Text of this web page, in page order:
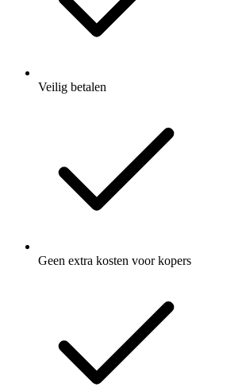
Veilig betalen
Geen extra kosten voor kopers